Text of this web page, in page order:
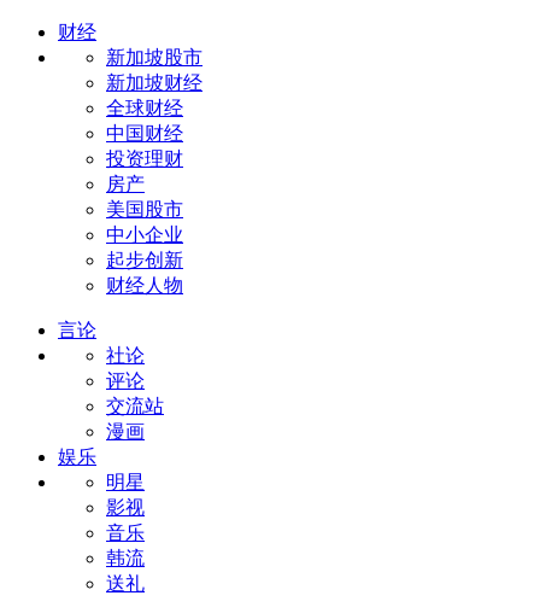
财经
新加坡股市
新加坡财经
全球财经
中国财经
投资理财
房产
美国股市
中小企业
起步创新
财经人物
言论
社论
评论
交流站
漫画
娱乐
明星
影视
音乐
韩流
送礼